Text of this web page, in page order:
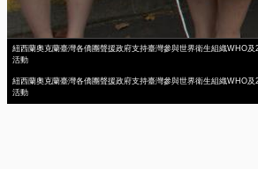
紐西蘭奧克蘭臺灣各僑團聲援政府支持臺灣參與世界衛生組織WHO
活動
紐西蘭奧克蘭臺灣各僑團聲援政府支持臺灣參與世界衛生組織WHO
活動